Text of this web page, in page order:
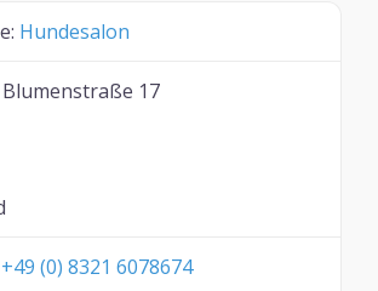
Hundesalon
Blumenstraße 17
+49 (0) 8321 6078674